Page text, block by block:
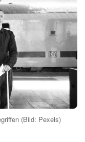
(Bild: Pexels)